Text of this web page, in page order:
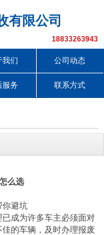
有限公司
18833263943
我们 公司动态
服务 联系方式
么选
你避坑
成为许多车主必须面对
的车辆，及时办理报废